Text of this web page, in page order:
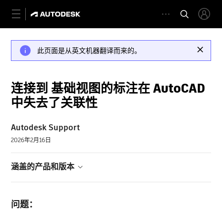
此页面是从英文机器翻译而来的。
连接到 基础视图的标注在 AutoCAD
中失去了关联性
Autodesk Support
2026年2月16日
涵盖的产品和版本
问题：